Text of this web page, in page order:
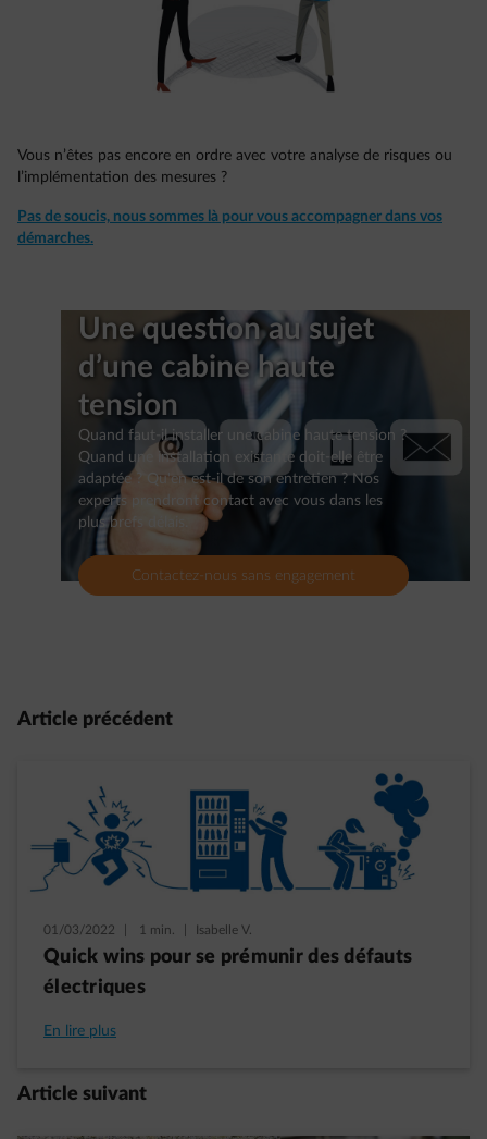
Vous n’êtes pas encore en ordre avec votre analyse de risques ou
l’implémentation des mesures ?​
Pas de soucis, nous sommes là pour vous accompagner dans vos
démarches.
Une question au sujet
d’une cabine haute
tension
Quand faut-il installer une cabine haute tension ?
Quand une installation existante doit-elle être
adaptée ? Qu'en est-il de son entretien ? Nos
experts prendront contact avec vous dans les
plus brefs délais.
Contactez-nous sans engagement
Article précédent
01/03/2022 1 min. Isabelle V.
Quick wins pour se prémunir des défauts
électriques
En lire plus
Article suivant